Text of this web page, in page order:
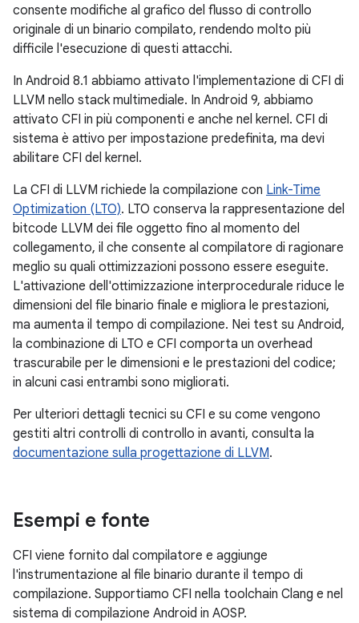
consente modifiche al grafico del flusso di controllo
originale di un binario compilato, rendendo molto più
difficile l'esecuzione di questi attacchi.
In Android 8.1 abbiamo attivato l'implementazione di CFI di
LLVM nello stack multimediale. In Android 9, abbiamo
attivato CFI in più componenti e anche nel kernel. CFI di
sistema è attivo per impostazione predefinita, ma devi
abilitare CFI del kernel.
La CFI di LLVM richiede la compilazione con Link-Time
Optimization (LTO). LTO conserva la rappresentazione del
bitcode LLVM dei file oggetto fino al momento del
collegamento, il che consente al compilatore di ragionare
meglio su quali ottimizzazioni possono essere eseguite.
L'attivazione dell'ottimizzazione interprocedurale riduce le
dimensioni del file binario finale e migliora le prestazioni,
ma aumenta il tempo di compilazione. Nei test su Android,
la combinazione di LTO e CFI comporta un overhead
trascurabile per le dimensioni e le prestazioni del codice;
in alcuni casi entrambi sono migliorati.
Per ulteriori dettagli tecnici su CFI e su come vengono
gestiti altri controlli di controllo in avanti, consulta la
documentazione sulla progettazione di LLVM.
Esempi e fonte
CFI viene fornito dal compilatore e aggiunge
l'instrumentazione al file binario durante il tempo di
compilazione. Supportiamo CFI nella toolchain Clang e nel
sistema di compilazione Android in AOSP.